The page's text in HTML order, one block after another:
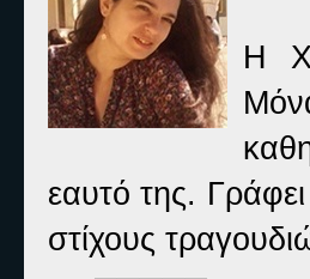
Η
εαυτό της.
στίχους